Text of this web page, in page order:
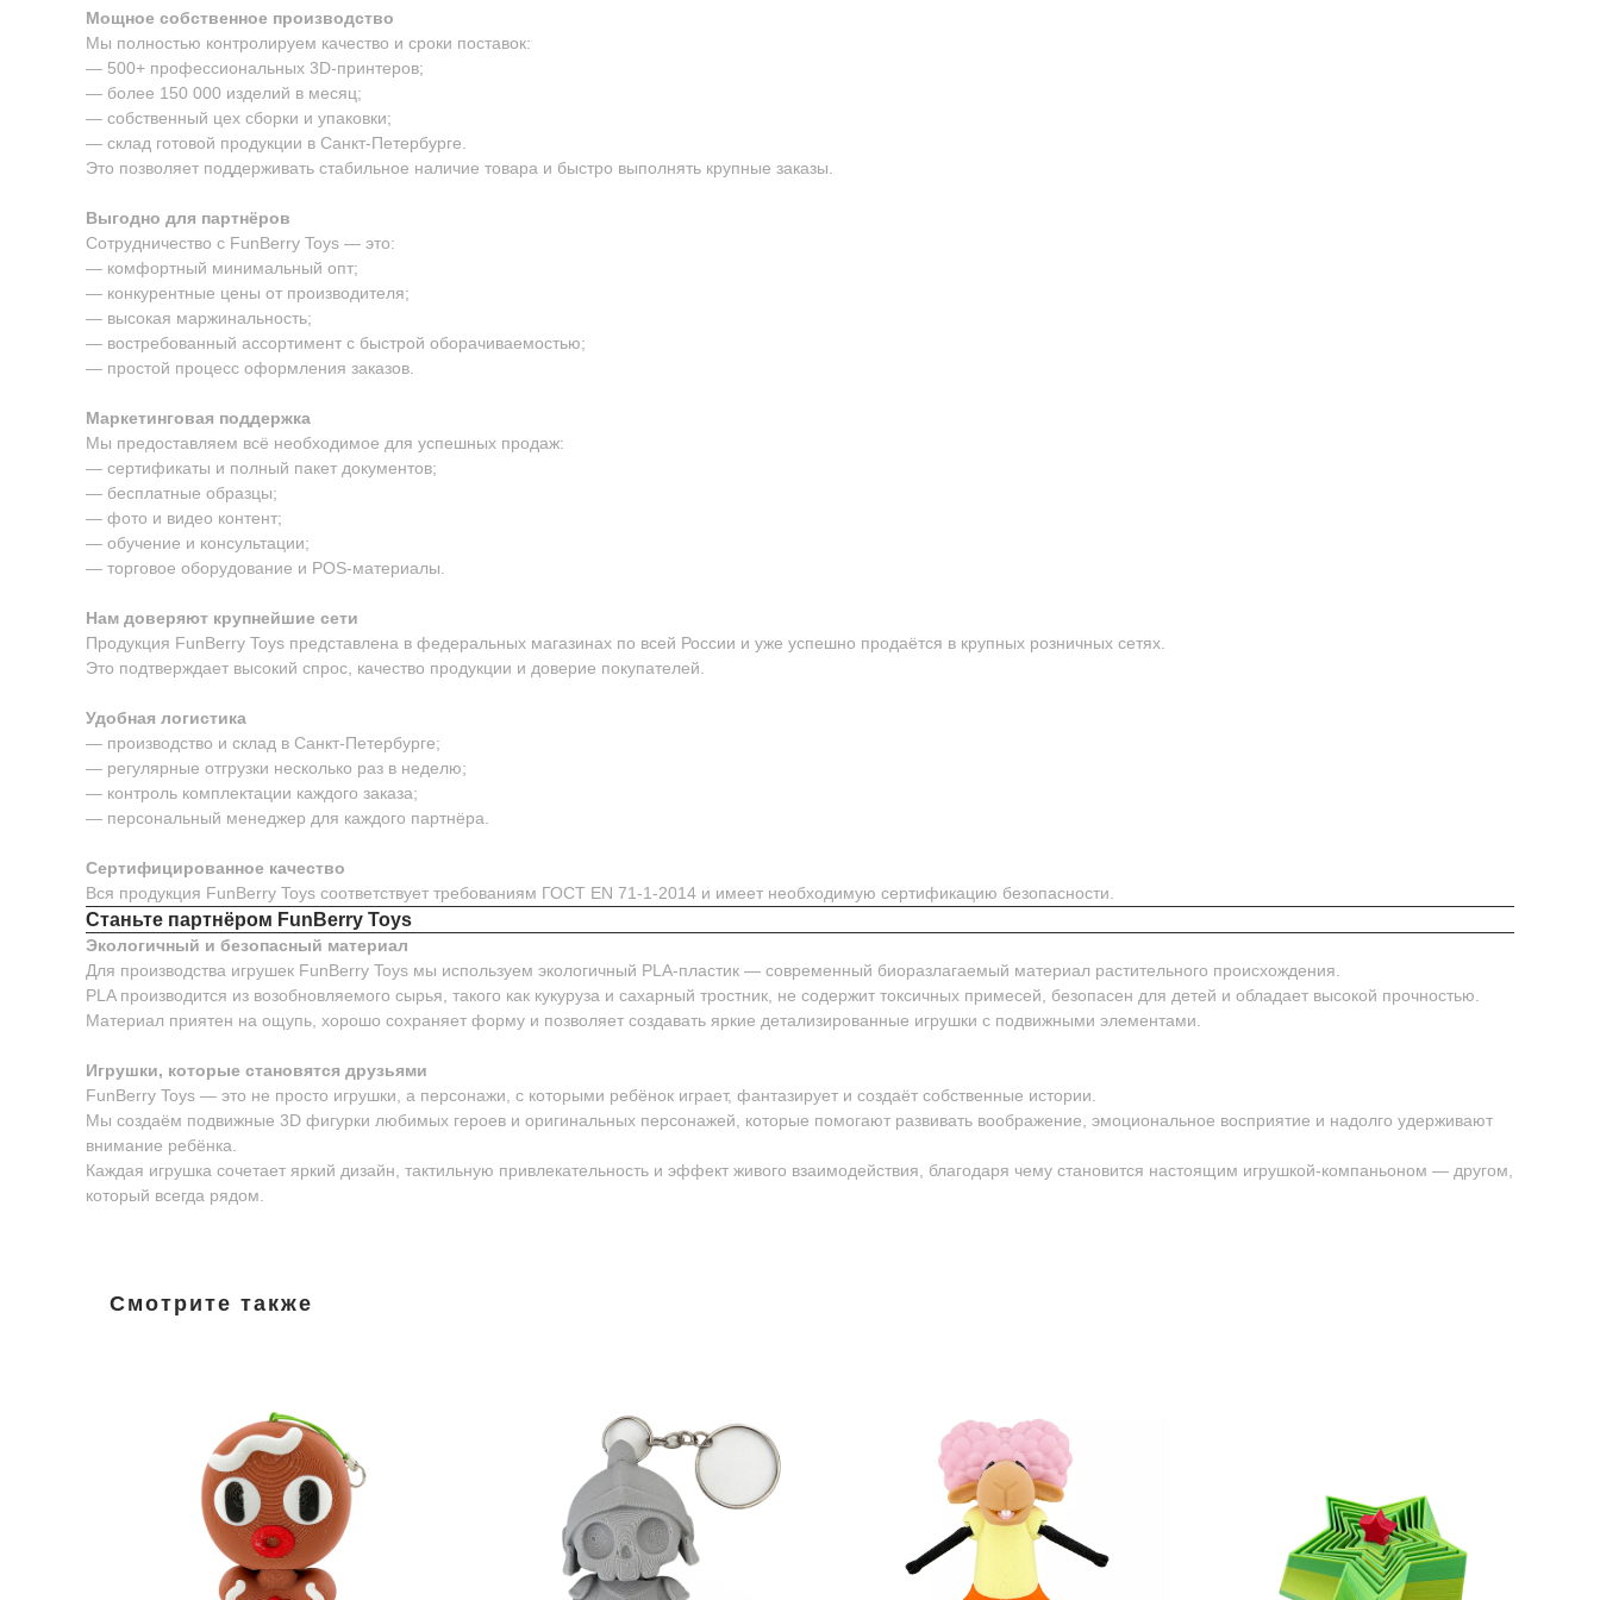
Мощное собственное производство
Мы полностью контролируем качество и сроки поставок:
— 500+ профессиональных 3D-принтеров;
— более 150 000 изделий в месяц;
— собственный цех сборки и упаковки;
— склад готовой продукции в Санкт-Петербурге.
Это позволяет поддерживать стабильное наличие товара и быстро выполнять крупные заказы.
Выгодно для партнёров
Сотрудничество с FunBerry Toys — это:
— комфортный минимальный опт;
— конкурентные цены от производителя;
— высокая маржинальность;
— востребованный ассортимент с быстрой оборачиваемостью;
— простой процесс оформления заказов.
Маркетинговая поддержка
Мы предоставляем всё необходимое для успешных продаж:
— сертификаты и полный пакет документов;
— бесплатные образцы;
— фото и видео контент;
— обучение и консультации;
— торговое оборудование и POS-материалы.
Нам доверяют крупнейшие сети
Продукция FunBerry Toys представлена в федеральных магазинах по всей России и уже успешно продаётся в крупных розничных сетях.
Это подтверждает высокий спрос, качество продукции и доверие покупателей.
Удобная логистика
— производство и склад в Санкт-Петербурге;
— регулярные отгрузки несколько раз в неделю;
— контроль комплектации каждого заказа;
— персональный менеджер для каждого партнёра.
Сертифицированное качество
Вся продукция FunBerry Toys соответствует требованиям ГОСТ EN 71-1-2014 и имеет необходимую сертификацию безопасности.
Станьте партнёром FunBerry Toys
Экологичный и безопасный материал
Для производства игрушек FunBerry Toys мы используем экологичный PLA-пластик — современный биоразлагаемый материал растительного происхождения.
PLA производится из возобновляемого сырья, такого как кукуруза и сахарный тростник, не содержит токсичных примесей, безопасен для детей и обладает высокой прочностью.
Материал приятен на ощупь, хорошо сохраняет форму и позволяет создавать яркие детализированные игрушки с подвижными элементами.
Игрушки, которые становятся друзьями
FunBerry Toys — это не просто игрушки, а персонажи, с которыми ребёнок играет, фантазирует и создаёт собственные истории.
Мы создаём подвижные 3D фигурки любимых героев и оригинальных персонажей, которые помогают развивать воображение, эмоциональное восприятие и надолго удерживают
внимание ребёнка.
Каждая игрушка сочетает яркий дизайн, тактильную привлекательность и эффект живого взаимодействия, благодаря чему становится настоящим игрушкой-компаньоном — другом,
который всегда рядом.
Смотрите также